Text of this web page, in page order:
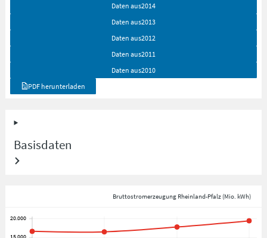
Daten aus2014
Daten aus2013
Daten aus2012
Daten aus2011
Daten aus2010
PDF herunterladen
Basisdaten
Bruttostromerzeugung Rheinland-Pfalz (Mio. kWh)